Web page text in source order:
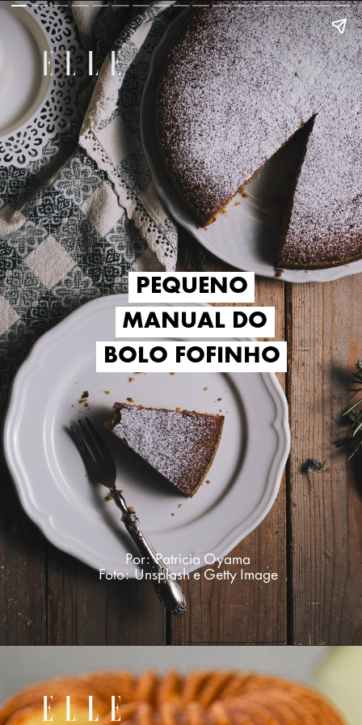
PEQUENO
MANUAL DO
BOLO FOFINHO
PEQUENO
MANUAL DO
BOLO FOFINHO
Por: Patricia Oyama
Foto: Unsplash e Getty Image